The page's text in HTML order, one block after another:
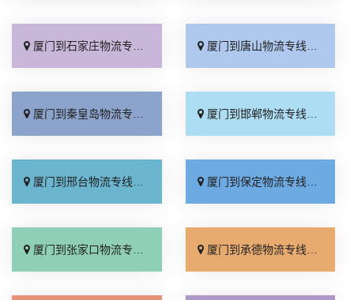
厦门到石家庄物流专线_准时准点「多少公里」 厦门到唐山物流专线_全境派送「收费介绍」
厦门到秦皇岛物流专线_高效运输「运保时效」 厦门到邯郸物流专线_物流拼车「全境配送」
厦门到邢台物流专线_专业靠谱「上门提货」 厦门到保定物流专线_全程直达「高效运输」
厦门到张家口物流专线_全境派送「多久能到」 厦门到承德物流专线_专业调车「合理收费」